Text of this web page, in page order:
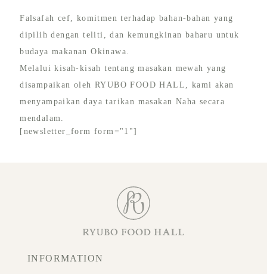
Falsafah cef, komitmen terhadap bahan-bahan yang
dipilih dengan teliti, dan kemungkinan baharu untuk
budaya makanan Okinawa.
Melalui kisah-kisah tentang masakan mewah yang
disampaikan oleh RYUBO FOOD HALL, kami akan
menyampaikan daya tarikan masakan Naha secara
mendalam.
[newsletter_form form="1"]
INFORMATION